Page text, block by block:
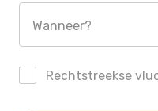
Wanneer?
Rechtstreekse